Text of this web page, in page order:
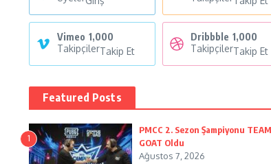
Vimeo 1,000
TakipçilerTakip Et
Dribbble 1,000
TakipçilerTakip Et
Featured Posts
1
PMCC 2. Sezon Şampiyonu TEAM
GOAT Oldu
Ağustos 7, 2026